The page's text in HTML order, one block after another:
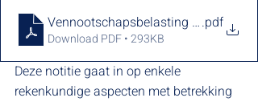
Vennootschapsbelasting en TS-2
.pdf
Download PDF • 293KB
Deze notitie gaat in op enkele
rekenkundige aspecten met betrekking